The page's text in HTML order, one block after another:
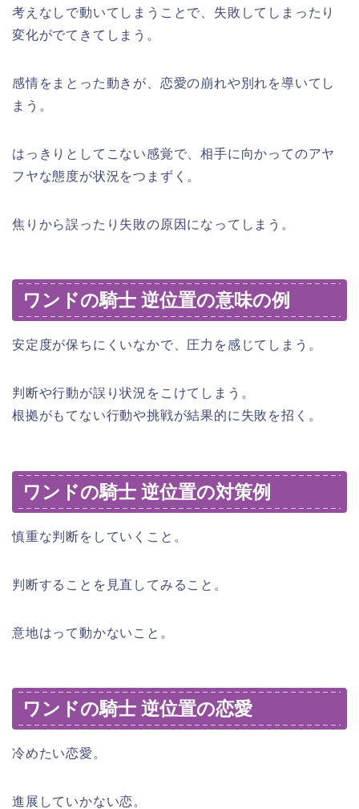
考えなしで動いてしまうことで、失敗してしまったり
変化がでてきてしまう。
感情をまとった動きが、恋愛の崩れや別れを導いてし
まう。
はっきりとしてこない感覚で、相手に向かってのアヤ
フヤな態度が状況をつまずく。
焦りから誤ったり失敗の原因になってしまう。
ワンドの騎士 逆位置の意味の例
安定度が保ちにくいなかで、圧力を感じてしまう。
判断や行動が誤り状況をこけてしまう。
根拠がもてない行動や挑戦が結果的に失敗を招く。
ワンドの騎士 逆位置の対策例
慎重な判断をしていくこと。
判断することを見直してみること。
意地はって動かないこと。
ワンドの騎士 逆位置の恋愛
冷めたい恋愛。
進展していかない恋。